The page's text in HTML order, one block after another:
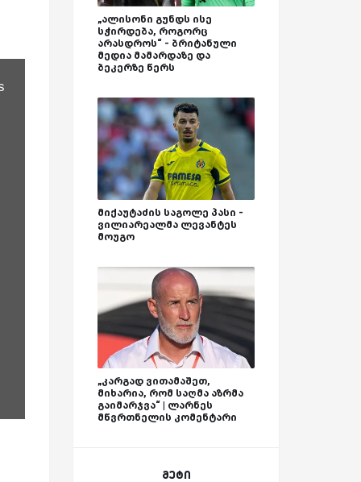
„ალისონი გუნდს ისე
სჭირდება, როგორც
არასდროს“ - ბრიტანული
მედია მამარდაზე და
ბეკერზე წერს
მიქაუტაძის საგოლე პასი -
ვილიარეალმა ლევანტეს
მოუგო
„კარგად ვითამაშეთ,
მიხარია, რომ საღმა აზრმა
გაიმარჯვა“ | ლარნეს
მწვრთნელის კომენტარი
მეტი